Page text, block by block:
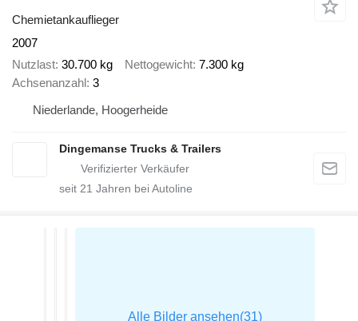
Chemietankauflieger
2007
Nutzlast 30.700 kg Nettogewicht 7.300 kg
Achsenanzahl 3
Niederlande, Hoogerheide
Dingemanse Trucks & Trailers
seit 21 Jahren bei Autoline